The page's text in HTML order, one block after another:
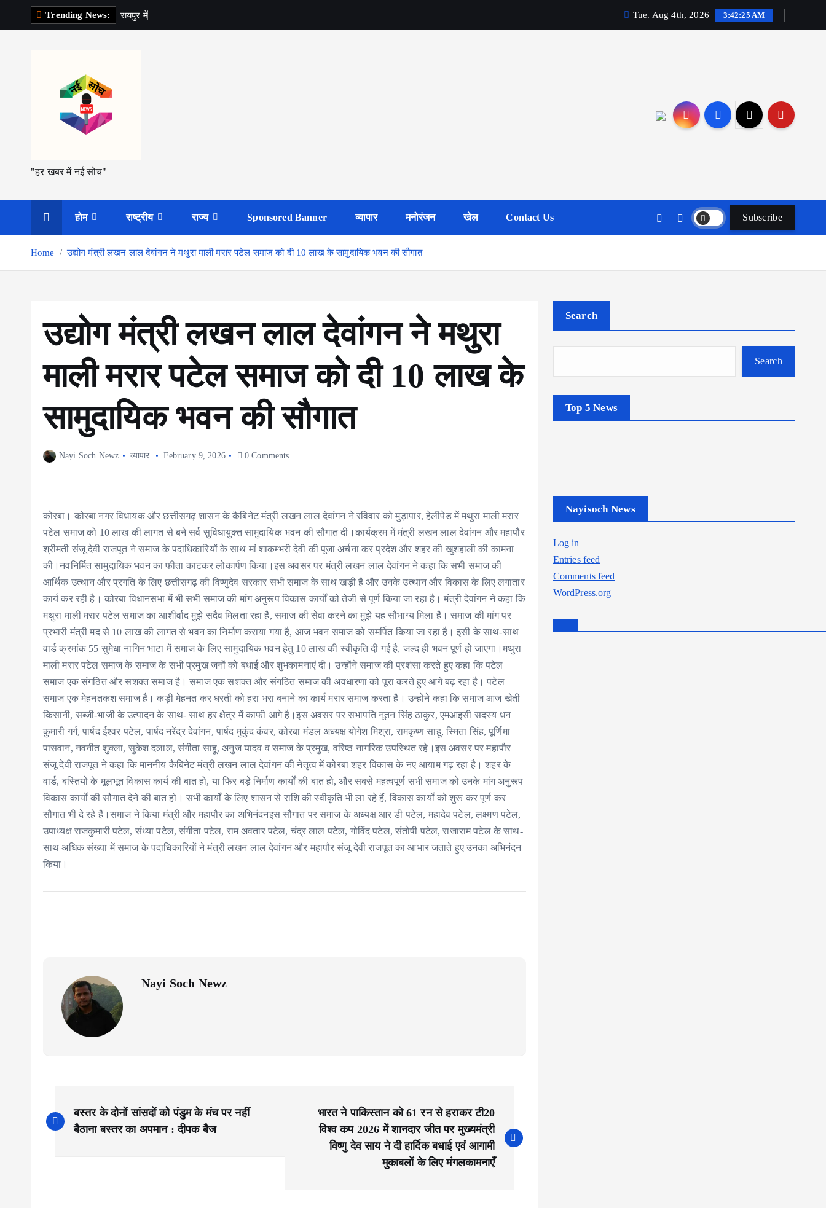
Trending News: रयपर म Tue. Aug 4th, 2026 3:42:25 AM
"हर खबर में नई सोच"
होम राष्ट्रीय राज्य Sponsored Banner व्यापार मनोरंजन खेल Contact Us Subscribe
Home उद्योग मंत्री लखन लाल देवांगन ने मथुरा माली मरार पटेल समाज को दी 10 लाख के सामुदायिक भवन की सौगात
उद्योग मंत्री लखन लाल देवांगन ने मथुरा
माली मरार पटेल समाज को दी 10 लाख के
सामुदायिक भवन की सौगात
Nayi Soch Newz व्यापार February 9, 2026 0 Comments
कोरबा। कोरबा नगर विधायक और छत्तीसगढ़ शासन के कैबिनेट मंत्री लखन लाल देवांगन ने रविवार को मुड़ापार, हेलीपेड में मथुरा माली मरार
पटेल समाज को 10 लाख की लागत से बने सर्व सुविधायुक्त सामुदायिक भवन की सौगात दी।कार्यक्रम में मंत्री लखन लाल देवांगन और महापौर
श्रीमती संजू देवी राजपूत ने समाज के पदाधिकारियों के साथ मां शाकम्भरी देवी की पूजा अर्चना कर प्रदेश और शहर की खुशहाली की कामना
की।नवनिर्मित सामुदायिक भवन का फीता काटकर लोकार्पण किया।इस अवसर पर मंत्री लखन लाल देवांगन ने कहा कि सभी समाज की
आर्थिक उत्थान और प्रगति के लिए छत्तीसगढ़ की विष्णुदेव सरकार सभी समाज के साथ खड़ी है और उनके उत्थान और विकास के लिए लगातार
कार्य कर रही है। कोरबा विधानसभा में भी सभी समाज की मांग अनुरूप विकास कार्यों को तेजी से पूर्ण किया जा रहा है। मंत्री देवांगन ने कहा कि
मथुरा माली मरार पटेल समाज का आशीर्वाद मुझे सदैव मिलता रहा है, समाज की सेवा करने का मुझे यह सौभाग्य मिला है। समाज की मांग पर
प्रभारी मंत्री मद से 10 लाख की लागत से भवन का निर्माण कराया गया है, आज भवन समाज को समर्पित किया जा रहा है। इसी के साथ-साथ
वार्ड क्रमांक 55 सुमेधा नागिन भाटा में समाज के लिए सामुदायिक भवन हेतु 10 लाख की स्वीकृति दी गई है, जल्द ही भवन पूर्ण हो जाएगा।मथुरा
माली मरार पटेल समाज के समाज के सभी प्रमुख जनों को बधाई और शुभकामनाएं दी। उन्होंने समाज की प्रशंसा करते हुए कहा कि पटेल
समाज एक संगठित और सशक्त समाज है। समाज एक सशक्त और संगठित समाज की अवधारणा को पूरा करते हुए आगे बढ़ रहा है। पटेल
समाज एक मेहनतकश समाज है। कड़ी मेहनत कर धरती को हरा भरा बनाने का कार्य मरार समाज करता है। उन्होंने कहा कि समाज आज खेती
किसानी, सब्जी-भाजी के उत्पादन के साथ- साथ हर क्षेत्र में काफी आगे है।इस अवसर पर सभापति नूतन सिंह ठाकुर, एमआइसी सदस्य धन
कुमारी गर्ग, पार्षद ईश्वर पटेल, पार्षद नरेंद्र देवांगन, पार्षद मुकुंद कंवर, कोरबा मंडल अध्यक्ष योगेश मिश्रा, रामकृष्ण साहू, स्मिता सिंह, पूर्णिमा
पासवान, नवनीत शुक्ला, सुकेश दलाल, संगीता साहू, अनुज यादव व समाज के प्रमुख, वरिष्ठ नागरिक उपस्थित रहे।इस अवसर पर महापौर
संजू देवी राजपूत ने कहा कि माननीय कैबिनेट मंत्री लखन लाल देवांगन की नेतृत्व में कोरबा शहर विकास के नए आयाम गढ़ रहा है। शहर के
वार्ड, बस्तियों के मूलभूत विकास कार्य की बात हो, या फिर बड़े निर्माण कार्यों की बात हो, और सबसे महत्वपूर्ण सभी समाज को उनके मांग अनुरूप
विकास कार्यों की सौगात देने की बात हो। सभी कार्यों के लिए शासन से राशि की स्वीकृति भी ला रहे हैं, विकास कार्यों को शुरू कर पूर्ण कर
सौगात भी दे रहे हैं।समाज ने किया मंत्री और महापौर का अभिनंदनइस सौगात पर समाज के अध्यक्ष आर डी पटेल, महादेव पटेल, लक्ष्मण पटेल,
उपाध्यक्ष राजकुमारी पटेल, संध्या पटेल, संगीता पटेल, राम अवतार पटेल, चंद्र लाल पटेल, गोविंद पटेल, संतोषी पटेल, राजाराम पटेल के साथ-
साथ अधिक संख्या में समाज के पदाधिकारियों ने मंत्री लखन लाल देवांगन और महापौर संजू देवी राजपूत का आभार जताते हुए उनका अभिनंदन
किया।
Nayi Soch Newz
o
बस्तर के दोनों सांसदों को पंडुम के मंच पर नहीं
बैठाना बस्तर का अपमान : दीपक बैज
भारत ने पाकिस्तान को 61 रन से हराकर टी20
विश्व कप 2026 में शानदार जीत पर मुख्यमंत्री
विष्णु देव साय ने दी हार्दिक बधाई एवं आगामी
मुकाबलों के लिए मंगलकामनाएँ
Search
Search
Top 5 News
Nayisoch News
Log in
Entries feed
Comments feed
WordPress.org